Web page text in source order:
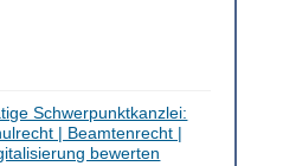
Schwerpunktkanzlei:
| Beamtenrecht |
bewerten